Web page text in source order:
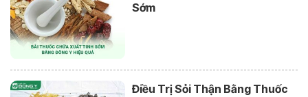
Sớm
Điều Trị Sỏi Thận Bằng Thuốc